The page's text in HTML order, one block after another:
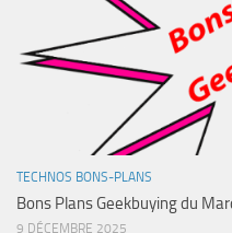
TECHNOS BONS-PLANS
Bons Plans Geekbuying du
9 DÉCEMBRE 2025